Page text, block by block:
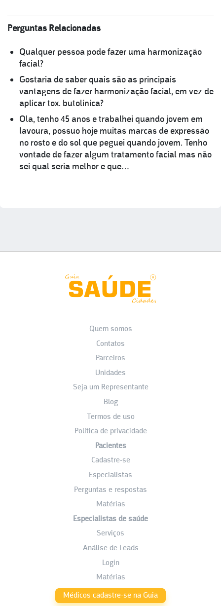
Perguntas Relacionadas
Qualquer pessoa pode fazer uma harmonização
facial?
Gostaria de saber quais são as principais
vantagens de fazer harmonização facial, em vez de
aplicar tox. butolinica?
Ola, tenho 45 anos e trabalhei quando jovem em
lavoura, possuo hoje muitas marcas de expressão
no rosto e do sol que peguei quando jovem. Tenho
vontade de fazer algum tratamento facial mas não
sei qual seria melhor e que…
Quem somos
Contatos
Parceiros
Unidades
Seja um Representante
Blog
Termos de uso
Política de privacidade
Pacientes
Cadastre-se
Especialistas
Perguntas e respostas
Matérias
Especialistas de saúde
Serviços
Análise de Leads
Login
Matérias
Médicos cadastre-se na Guia